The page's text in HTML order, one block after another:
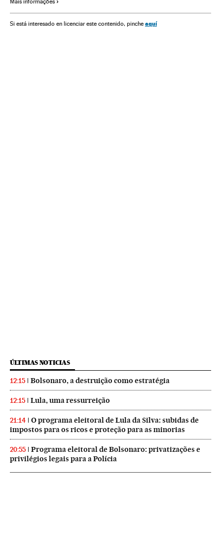
Meios comunicação
Mais informações
Si está interesado en licenciar este contenido, pinche aquí
ÚLTIMAS NOTICIAS
12:15 Bolsonaro, a destruição como estratégia
12:15 Lula, uma ressurreição
21:14
O programa eleitoral de Lula da Silva: subidas de
impostos para os ricos e proteção para as minorias
20:55
Programa eleitoral de Bolsonaro: privatizações e
privilégios legais para a Polícia